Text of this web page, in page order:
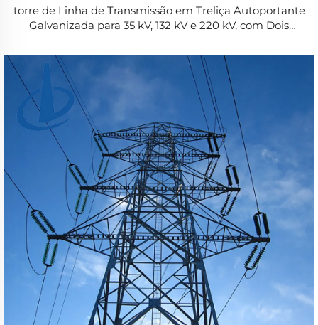
torre de Linha de Transmissão em Treliça Autoportante
Galvanizada para 35 kV, 132 kV e 220 kV, com Dois